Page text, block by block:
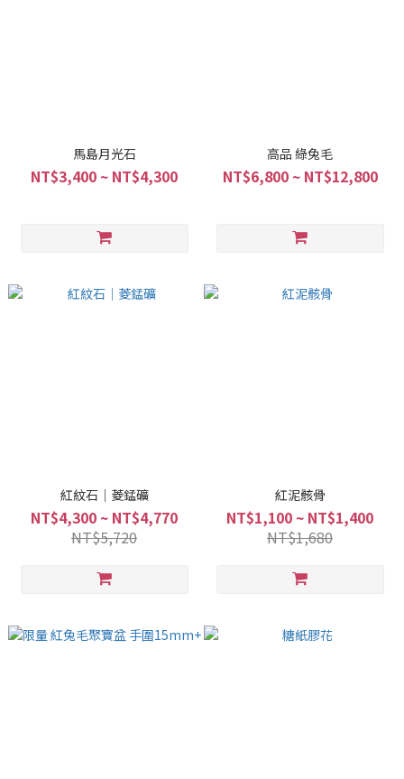
馬島月光石
NT$3,400 ~ NT$4,300
高品 綠兔毛
NT$6,800 ~ NT$12,800
紅紋石｜菱錳礦
NT$4,300 ~ NT$4,770
NT$5,720
紅泥骸骨
NT$1,100 ~ NT$1,400
NT$1,680